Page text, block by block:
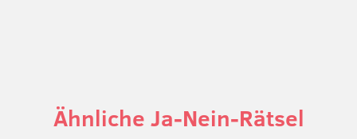
Ähnliche Ja-Nein-Rätsel